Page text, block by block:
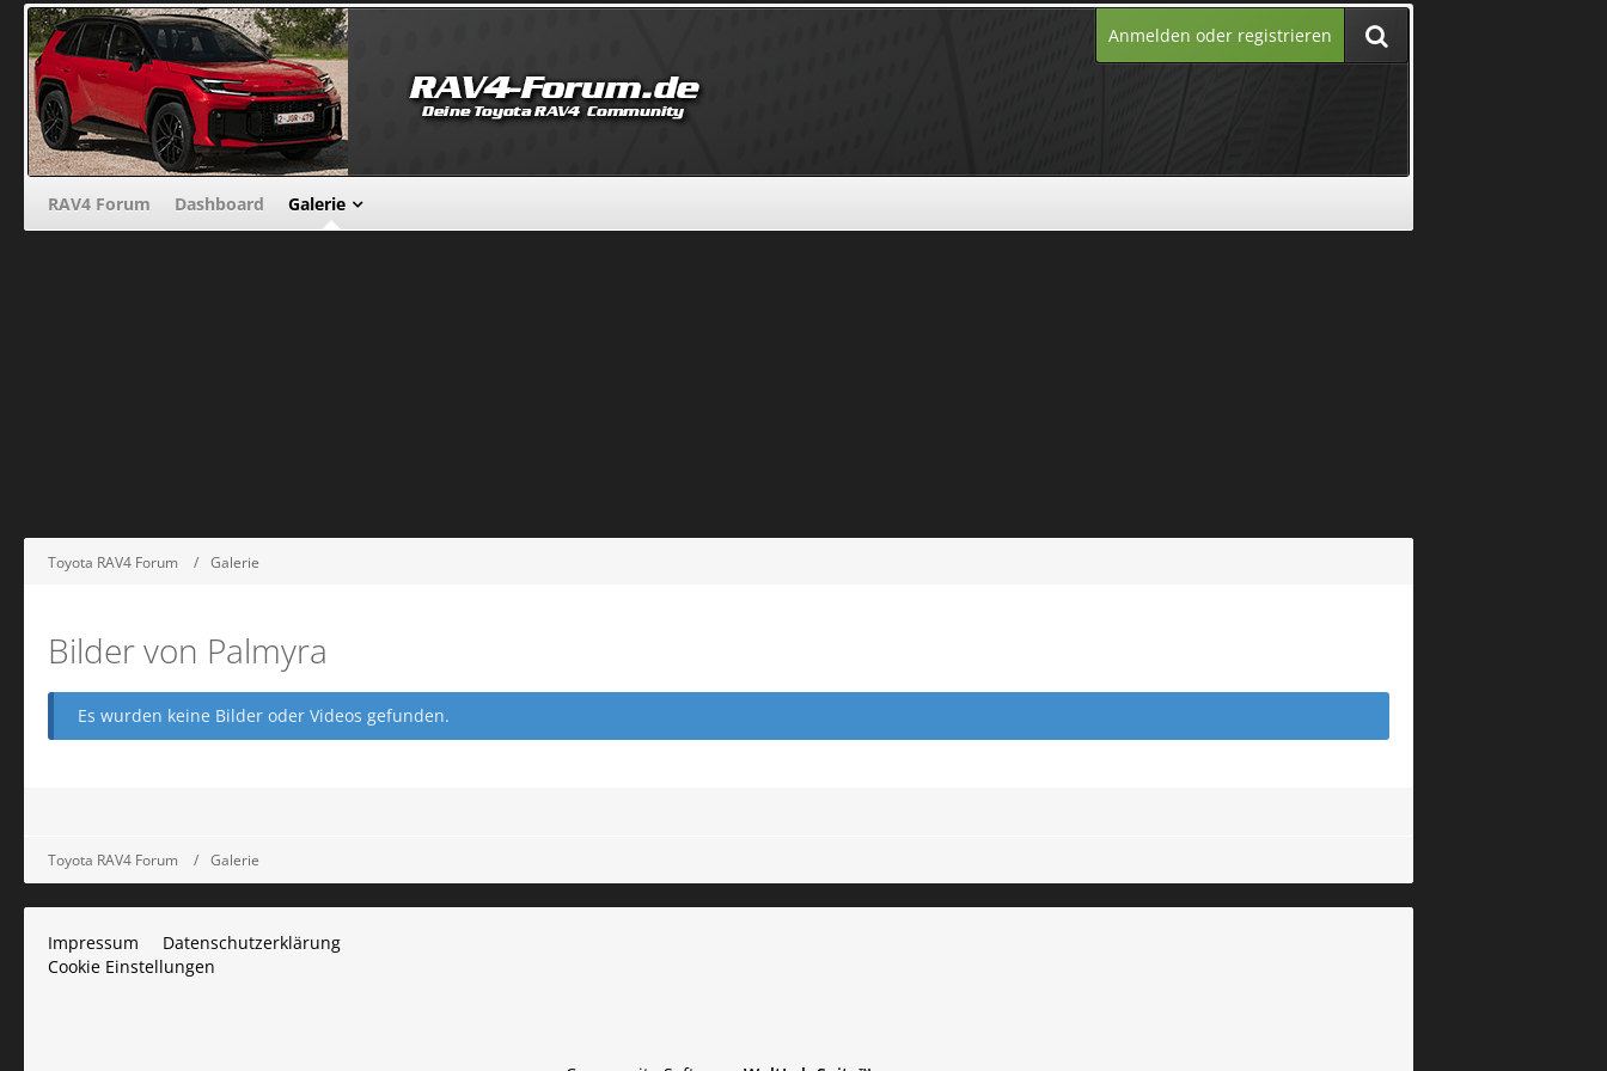
Anmelden oder registrieren
RAV4 Forum Dashboard Galerie
Toyota RAV4 Forum Galerie
Bilder von Palmyra
Es wurden keine Bilder oder Videos gefunden.
Toyota RAV4 Forum Galerie
Impressum
Datenschutzerklärung
Cookie Einstellungen